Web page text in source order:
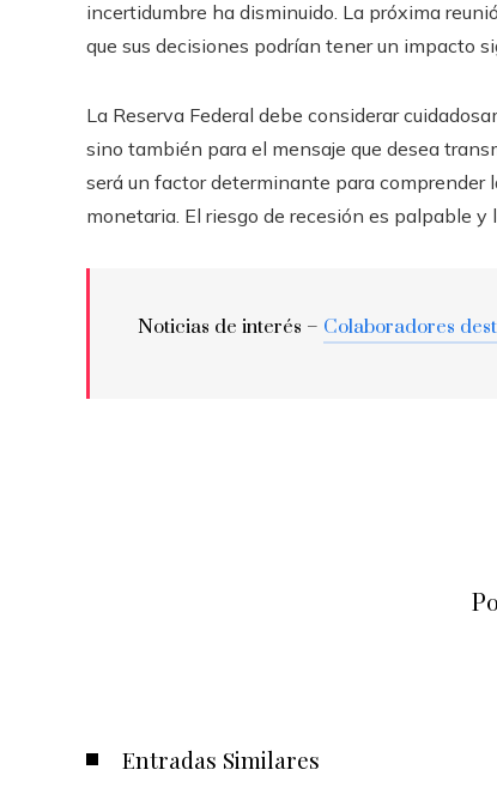
incertidumbre ha disminuido. La próxima
que sus decisiones podrían tener un impacto
La Reserva Federal debe considerar
sino también para el mensaje que desea
será un factor determinante para comprender
monetaria. El riesgo de recesión es palpable
Noticias de interés – Colaboradores
Entradas Similares